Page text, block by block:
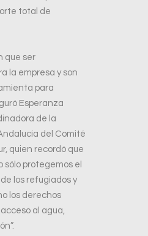
total de
que ser
la empresa y son
para
Esperanza
de la
del Comité
quien recordó que
sólo protegemos el
los refugiados y
los derechos
al agua,